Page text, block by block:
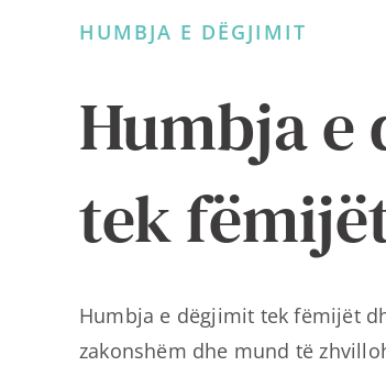
HUMBJA E DËGJIMIT
Humbja
tek
Humbja e dëgjimit tek fëmijët
zakonshëm dhe mund të